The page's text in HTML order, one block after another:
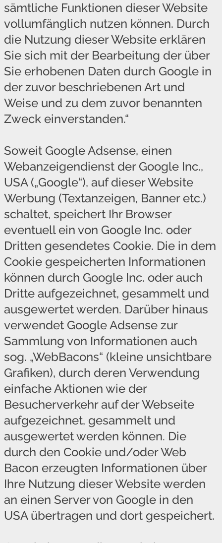
sämtliche Funktionen dieser Website
vollumfänglich nutzen können. Durch
die Nutzung dieser Website erklären
Sie sich mit der Bearbeitung der über
Sie erhobenen Daten durch Google in
der zuvor beschriebenen Art und
Weise und zu dem zuvor benannten
Zweck einverstanden.“
Soweit Google Adsense, einen
Webanzeigendienst der Google Inc.,
USA („Google“), auf dieser Website
Werbung (Textanzeigen, Banner etc.)
schaltet, speichert Ihr Browser
eventuell ein von Google Inc. oder
Dritten gesendetes Cookie. Die in dem
Cookie gespeicherten Informationen
können durch Google Inc. oder auch
Dritte aufgezeichnet, gesammelt und
ausgewertet werden. Darüber hinaus
verwendet Google Adsense zur
Sammlung von Informationen auch
sog. „WebBacons“ (kleine unsichtbare
Grafiken), durch deren Verwendung
einfache Aktionen wie der
Besucherverkehr auf der Webseite
aufgezeichnet, gesammelt und
ausgewertet werden können. Die
durch den Cookie und/oder Web
Bacon erzeugten Informationen über
Ihre Nutzung dieser Website werden
an einen Server von Google in den
USA übertragen und dort gespeichert.